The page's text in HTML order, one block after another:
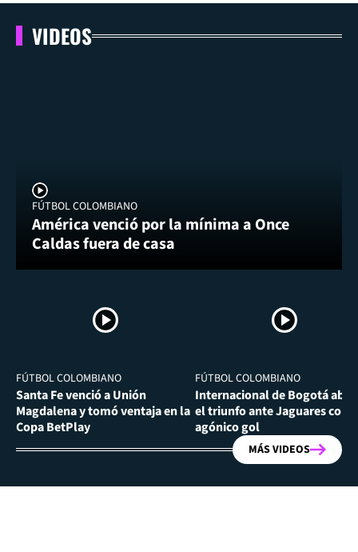
VIDEOS
FÚTBOL COLOMBIANO
América venció por la mínima a Once
Caldas fuera de casa
FÚTBOL COLOMBIANO
Santa Fe venció a Unión
Magdalena y tomó ventaja en la
Copa BetPlay
FÚTBOL COLOMBIANO
Internacional de Bogotá
el triunfo ante Jaguares con
agónico gol
MÁS VIDEOS